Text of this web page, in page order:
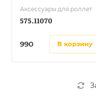
Аксессуары для роллет
575.11070
990 в корзину